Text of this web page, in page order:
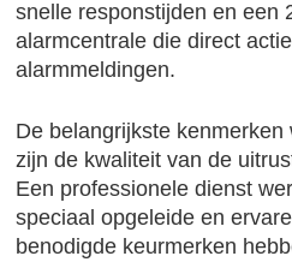
snelle responstijden en een
alarmcentrale die direct
alarmmeldingen.
De belangrijkste
zijn de kwaliteit van de
Een professionele dienst
speciaal opgeleide en
benodigde keurmerken